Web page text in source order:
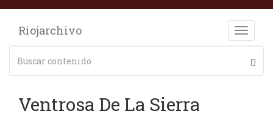
Toggle
Riojarchivo
Ventrosa De La Sierra